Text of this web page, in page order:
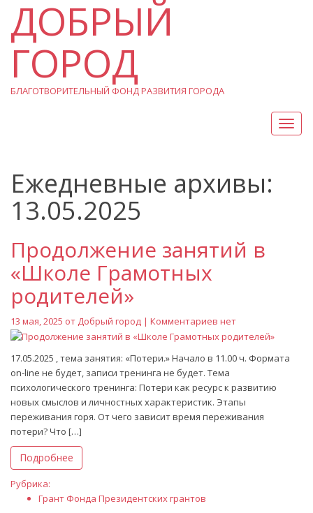
ДОБРЫЙ
ГОРОД
БЛАГОТВОРИТЕЛЬНЫЙ ФОНД РАЗВИТИЯ ГОРОДА
Вкл/
Выкл
Ежедневные архивы:
13.05.2025
Продолжение занятий в
«Школе Грамотных
родителей»
13 мая, 2025 от Добрый город | Комментариев нет
17.05.2025 , тема занятия: «Потери.» Начало в 11.00 ч. Формата
on-line не будет, записи тренинга не будет. Тема
психологического тренинга: Потери как ресурс к развитию
новых смыслов и личностных характеристик. Этапы
переживания горя. От чего зависит время переживания
потери? Что […]
Подробнее
Рубрика:
Грант Фонда Президентских грантов